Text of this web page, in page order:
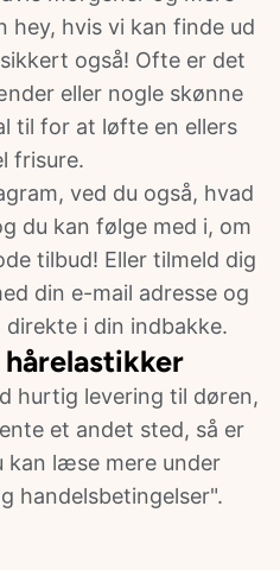
hey, hvis vi kan finde ud
også! Ofte er det
eller nogle skønne
til for at løfte en ellers
frisure.
ved du også, hvad
du kan følge med i, om
tilbud! Eller tilmeld dig
din e-mail adresse og
i din indbakke.
hurtig levering til døren,
et andet sted, så er
kan læse mere under
handelsbetingelser".